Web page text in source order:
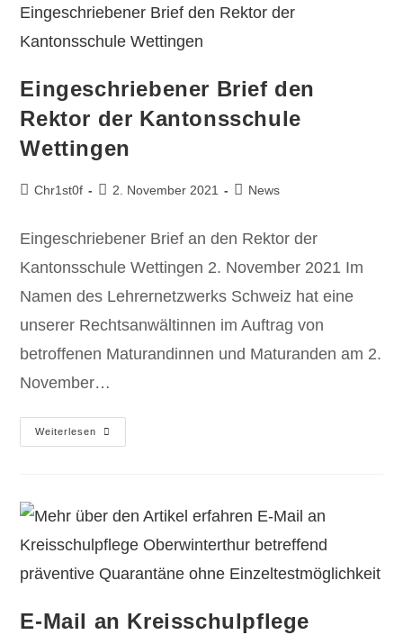
Eingeschriebener Brief den
Rektor der Kantonsschule
Wettingen
Chr1st0f 2. November 2021 News
Eingeschriebener Brief an den Rektor der
Kantonsschule Wettingen 2. November 2021 Im
Namen des Lehrernetzwerks Schweiz hat eine
unserer Rechtsanwältinnen im Auftrag von
betroffenen Maturandinnen und Maturanden am 2.
November…
Weiterlesen
E-Mail an Kreisschulpflege